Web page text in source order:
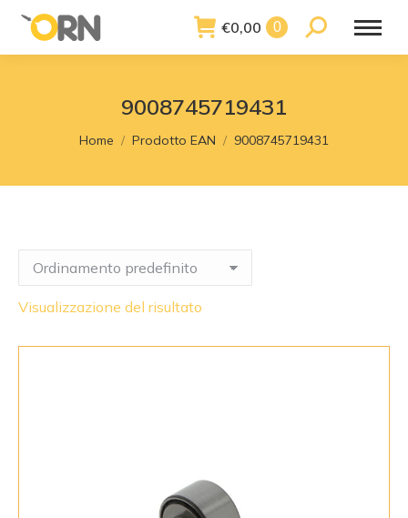
€0,00 0 Search:
9008745719431
You are here:
Home Prodotto EAN 9008745719431
Visualizzazione del risultato